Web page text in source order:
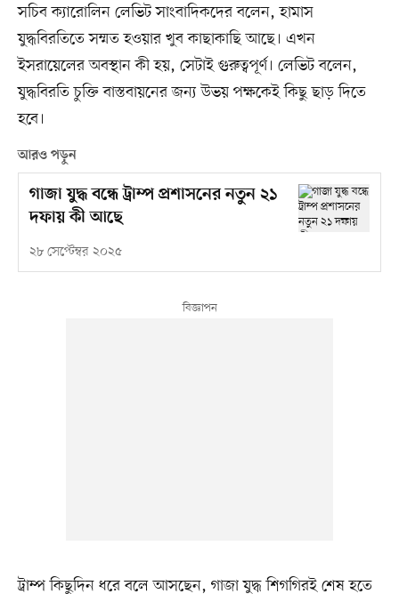
সচিব ক্যারোলিন লেভিট সাংবাদিকদের বলেন, হামাস
যুদ্ধবিরতিতে সম্মত হওয়ার খুব কাছাকাছি আছে। এখন
ইসরায়েলের অবস্থান কী হয়, সেটাই গুরুত্বপূর্ণ। লেভিট বলেন,
যুদ্ধবিরতি চুক্তি বাস্তবায়নের জন্য উভয় পক্ষকেই কিছু ছাড় দিতে
হবে।
আরও পড়ুন
গাজা যুদ্ধ বন্ধে ট্রাম্প প্রশাসনের নতুন ২১
দফায় কী আছে
২৮ সেপ্টেম্বর ২০২৫
ট্রাম্প কিছুদিন ধরে বলে আসছেন, গাজা যুদ্ধ শিগগিরই শেষ হতে